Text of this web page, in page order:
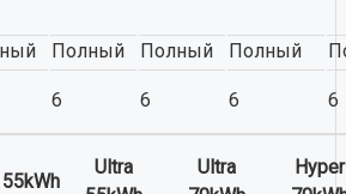
Полный Полный Полный
6 6 6 6
Ultra
Ultra
Hyper